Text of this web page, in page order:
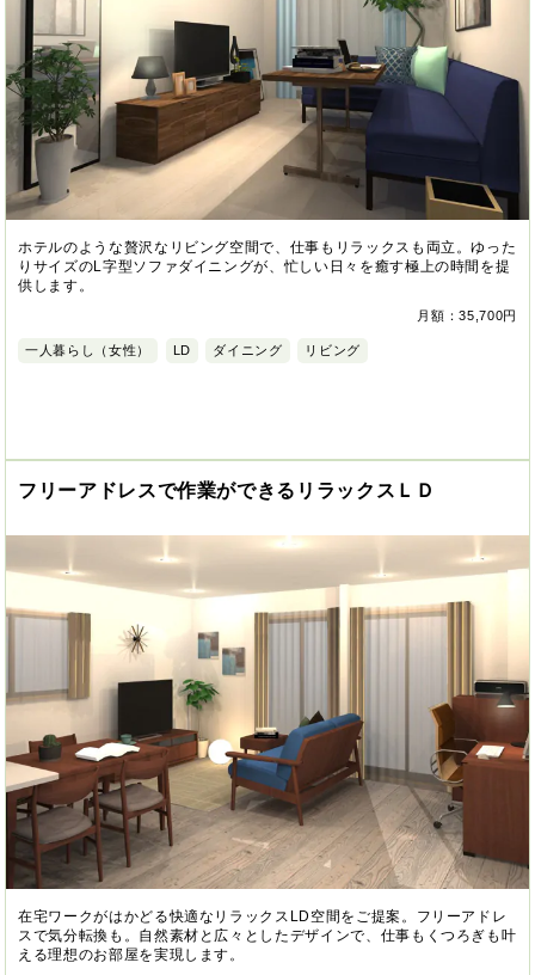
ホテルのような贅沢なリビング空間で、仕事もリラックスも両立。ゆった
りサイズのL字型ソファダイニングが、忙しい日々を癒す極上の時間を提
供します。
月額：35,700円
一人暮らし（女性） LD ダイニング リビング
フリーアドレスで作業ができるリラックスＬＤ
在宅ワークがはかどる快適なリラックスLD空間をご提案。フリーアドレ
スで気分転換も。自然素材と広々としたデザインで、仕事もくつろぎも叶
える理想のお部屋を実現します。